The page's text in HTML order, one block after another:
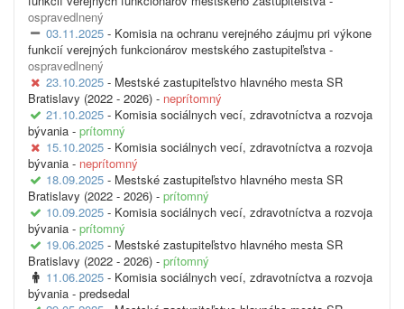
ospravedlnený
03.11.2025 - Komisia na ochranu verejného záujmu pri výkone
funkcií verejných funkcionárov mestského zastupiteľstva -
ospravedlnený
23.10.2025 - Mestské zastupiteľstvo hlavného mesta SR
Bratislavy (2022 - 2026) - neprítomný
21.10.2025 - Komisia sociálnych vecí, zdravotníctva a rozvoja
bývania - prítomný
15.10.2025 - Komisia sociálnych vecí, zdravotníctva a rozvoja
bývania - neprítomný
18.09.2025 - Mestské zastupiteľstvo hlavného mesta SR
Bratislavy (2022 - 2026) - prítomný
10.09.2025 - Komisia sociálnych vecí, zdravotníctva a rozvoja
bývania - prítomný
19.06.2025 - Mestské zastupiteľstvo hlavného mesta SR
Bratislavy (2022 - 2026) - prítomný
11.06.2025 - Komisia sociálnych vecí, zdravotníctva a rozvoja
bývania - predsedal